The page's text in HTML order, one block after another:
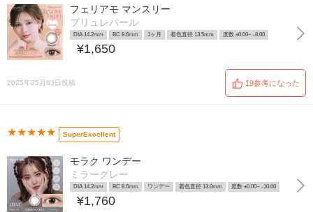
フェリアモ マンスリー
ブリュレパール
DIA 14.2mm BC 8.6mm 1ヶ月 着色直径 13.5mm 度数 ±0.00~ -8.00
¥1,650
2025年05月03日投稿 19参考になった
★★★★★ SuperExcellent
モラク ワンデー
ミラーグレー
DIA 14.2mm BC 8.6mm ワンデー 着色直径 13.0mm 度数 ±0.00~ -10.00
¥1,760